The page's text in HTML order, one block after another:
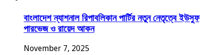
বাংলাদেশ ন্যাশনাল রিপাবলিকান পার্টির নতুন নেতৃত্বে ইউসুফ
পারভেজ ও রায়েদ আকন
November 7, 2025